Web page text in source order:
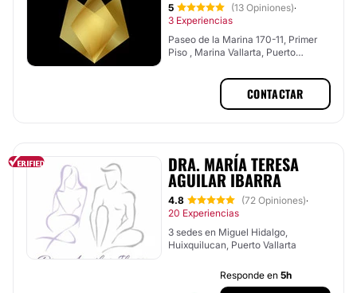
5 (13 Opiniones)·
3 Experiencias
Paseo de la Marina 170-11, Primer
Piso , Marina Vallarta, Puerto
CONTACTAR
DRA. MARÍA TERESA
AGUILAR IBARRA
4.8 (72 Opiniones)·
20 Experiencias
3 sedes en Miguel Hidalgo,
Huixquilucan, Puerto Vallarta
Responde en 5h